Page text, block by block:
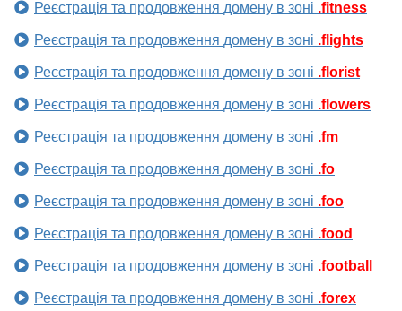
Реєстрація та продовження домену в зоні .fitness
Реєстрація та продовження домену в зоні .flights
Реєстрація та продовження домену в зоні .florist
Реєстрація та продовження домену в зоні .flowers
Реєстрація та продовження домену в зоні .fm
Реєстрація та продовження домену в зоні .fo
Реєстрація та продовження домену в зоні .foo
Реєстрація та продовження домену в зоні .food
Реєстрація та продовження домену в зоні .football
Реєстрація та продовження домену в зоні .forex